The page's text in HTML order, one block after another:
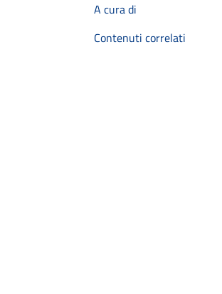
A cura di
Contenuti correlati